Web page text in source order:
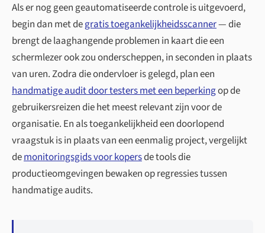
Als er nog geen geautomatiseerde controle is uitgevoerd,
begin dan met degratis toegankelijkheidsscanner— die
brengt de laaghangende problemen in kaart die een
schermlezer ook zou onderscheppen, in seconden in plaats
van uren. Zodra die ondervloer is gelegd, plan een
handmatige audit door testers met een beperkingop de
gebruikersreizen die het meest relevant zijn voor de
organisatie. En als toegankelijkheid een doorlopend
vraagstuk is in plaats van een eenmalig project, vergelijkt
demonitoringsgids voor kopersde tools die
productieomgevingen bewaken op regressies tussen
handmatige audits.